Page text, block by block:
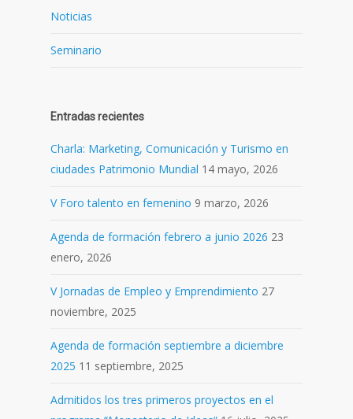
Noticias
Seminario
Entradas recientes
Charla: Marketing, Comunicación y Turismo en
ciudades Patrimonio Mundial 14 mayo, 2026
V Foro talento en femenino 9 marzo, 2026
Agenda de formación febrero a junio 2026 23
enero, 2026
V Jornadas de Empleo y Emprendimiento 27
noviembre, 2025
Agenda de formación septiembre a diciembre
2025 11 septiembre, 2025
Admitidos los tres primeros proyectos en el